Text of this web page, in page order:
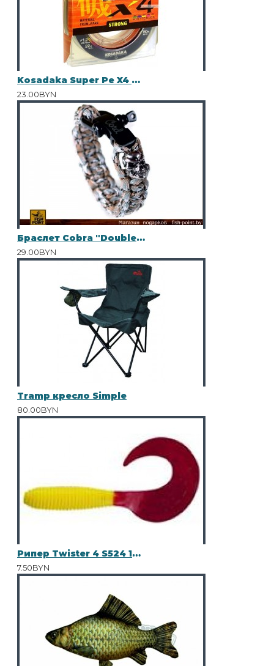
Kosadaka Super Pe X4 0.16
23.00BYN
Браслет Cobra "Double Skulls" Scorpion
29.00BYN
Tramp кресло Simple
80.00BYN
Рипер Twister 4 S524 10шт
7.50BYN